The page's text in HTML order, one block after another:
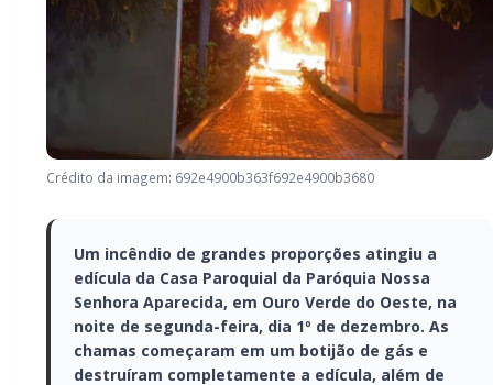
Crédito da imagem: 692e4900b363f692e4900b3680
a edícula da Casa Paroquial da Paróquia
Nossa Senhora Aparecida, em Ouro Verde
do Oeste, na noite de segunda-feira, dia 1º
de dezembro. As chamas começaram em
um botijão de gás e destruíram
completamente a edícula, além de causar